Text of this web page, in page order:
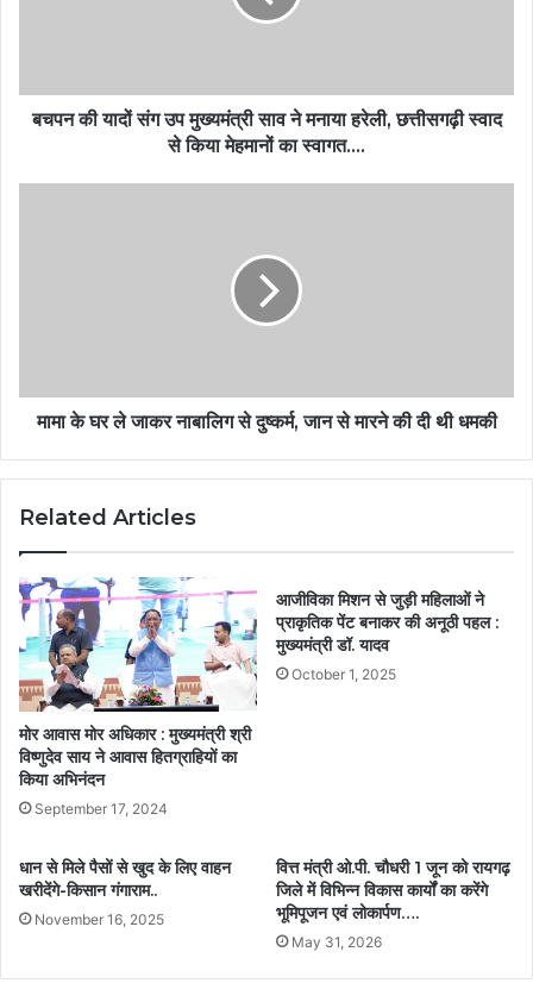
बचपन की यादों संग उप मुख्यमंत्री साव ने मनाया हरेली, छत्तीसगढ़ी स्वाद
से किया मेहमानों का स्वागत….
मामा के घर ले जाकर नाबालिग से दुष्कर्म, जान से मारने की दी थी धमकी
Related Articles
मोर आवास मोर अधिकार : मुख्यमंत्री श्री
विष्णुदेव साय ने आवास हितग्राहियों का
किया अभिनंदन
September 17, 2024
आजीविका मिशन से जुड़ी महिलाओं ने
प्राकृतिक पेंट बनाकर की अनूठी पहल :
मुख्यमंत्री डॉ. यादव
October 1, 2025
धान से मिले पैसों से खुद के लिए वाहन
खरीदेंगे-किसान गंगाराम..
November 16, 2025
वित्त मंत्री ओ.पी. चौधरी 1 जून को रायगढ़
जिले में विभिन्न विकास कार्यों का करेंगे
भूमिपूजन एवं लोकार्पण….
May 31, 2026